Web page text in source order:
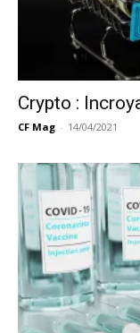
Crypto :
CF Mag - 14/04/2021